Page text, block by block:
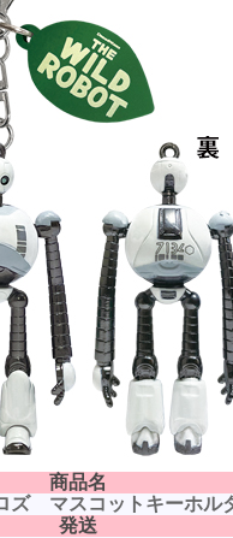
商品名
ズ マスコットキーホル
発送